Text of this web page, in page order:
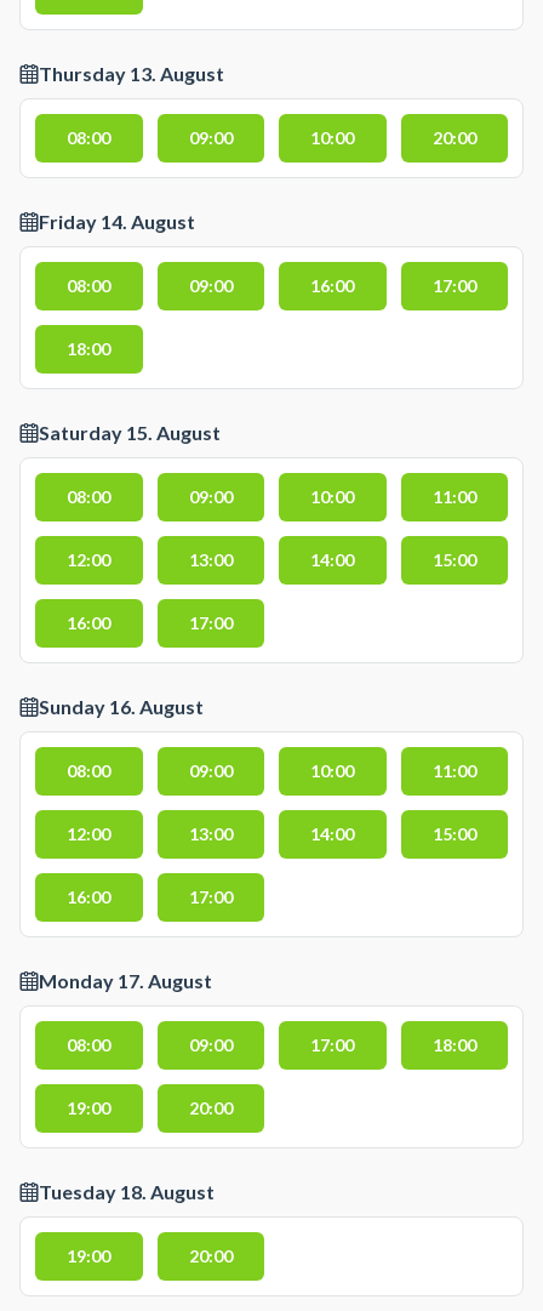
Thursday 13. August
08:00 09:00 10:00 20:00
Friday 14. August
08:00 09:00 16:00 17:00
18:00
Saturday 15. August
08:00 09:00 10:00 11:00
12:00 13:00 14:00 15:00
16:00 17:00
Sunday 16. August
08:00 09:00 10:00 11:00
12:00 13:00 14:00 15:00
16:00 17:00
Monday 17. August
08:00 09:00 17:00 18:00
19:00 20:00
Tuesday 18. August
19:00 20:00